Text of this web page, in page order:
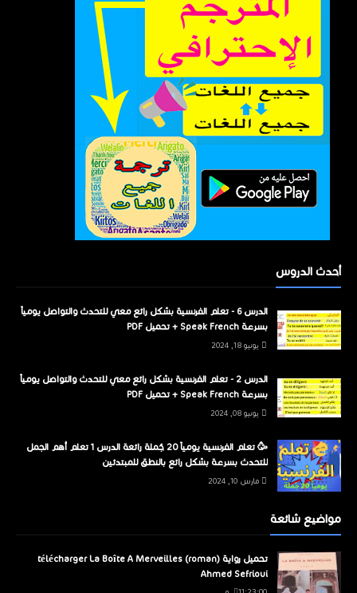
أحدث الدروس
الدرس 6 - تعلم الفرنسية بشكل رائع معي للتحدث والتواصل يومياً
بسرعة Speak French + تحميل PDF
يونيو 18, 2024
الدرس 2 - تعلم الفرنسية بشكل رائع معي للتحدث والتواصل يومياً
بسرعة Speak French + تحميل PDF
يونيو 08, 2024
🥳 تعلم الفرنسية يومياً 20 جُملة رائعة الدرس 1 تعلم أهم الجمل
للتحدث بسرعة بشكل رائع بالنطق للمبتدئين
مارس 10, 2024
مواضيع شائعة
تحميل رواية télécharger La Boîte A Merveilles (roman)
Ahmed Sefrioui